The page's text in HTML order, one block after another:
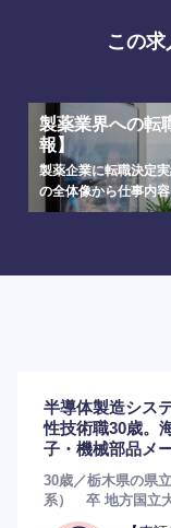
この
製薬業界への転
報】
製薬企業に転職決定
の全体像から仕事内
半導体製造シス
性技術職30歳。
子・機械部品メ
30歳／栃木県の県
系） 卒 地方国立